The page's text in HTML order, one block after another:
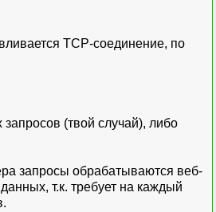
TCP-соединение, по
(твой случай), либо
запросы обрабатываются веб-
т.к. требует на каждый